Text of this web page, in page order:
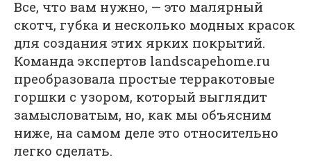
Все, что вам нужно, — это малярный
скотч, губка и несколько модных красок
для создания этих ярких покрытий.
Команда экспертов landscapehome.ru
преобразовала простые терракотовые
горшки с узором, который выглядит
замысловатым, но, как мы объясним
ниже, на самом деле это относительно
легко сделать.